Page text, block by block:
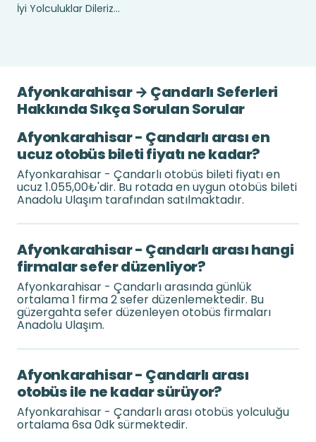
İyi Yolculuklar Dileriz...
Afyonkarahisar → Çandarlı Seferleri
Hakkında Sıkça Sorulan Sorular
Afyonkarahisar - Çandarlı arası en
ucuz otobüs bileti fiyatı ne kadar?
Afyonkarahisar - Çandarlı otobüs bileti fiyatı en
ucuz 1.055,00₺'dir. Bu rotada en uygun otobüs bileti
Anadolu Ulaşım tarafından satılmaktadır.
Afyonkarahisar - Çandarlı arası hangi
firmalar sefer düzenliyor?
Afyonkarahisar - Çandarlı arasında günlük
ortalama 1 firma 2 sefer düzenlemektedir. Bu
güzergahta sefer düzenleyen otobüs firmaları
Anadolu Ulaşım.
Afyonkarahisar - Çandarlı arası
otobüs ile ne kadar sürüyor?
Afyonkarahisar - Çandarlı arası otobüs yolculuğu
ortalama 6sa 0dk sürmektedir.